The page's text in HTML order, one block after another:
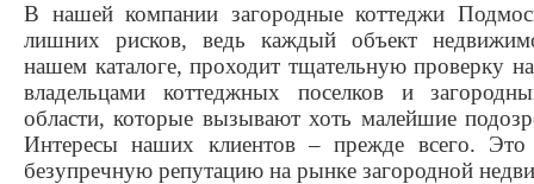
В нашей компании загородные коттеджи
лишних рисков, ведь каждый объект
нашем каталоге, проходит тщательную проверку
владельцами коттеджных поселков и
области, которые вызывают хоть малейшие
Интересы наших клиентов – прежде всего. Это
безупречную репутацию на рынке загородной